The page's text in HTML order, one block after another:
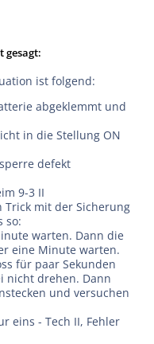
gesagt:
ist folgend:
abgeklemmt und
in die Stellung ON
defekt
9-3 II
mit der Sicherung
so:
warten. Dann die
eine Minute warten.
für paar Sekunden
nicht drehen. Dann
und versuchen
eins - Tech II, Fehler